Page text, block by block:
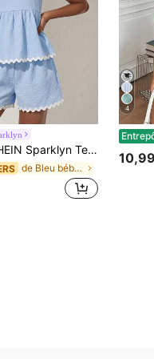
texturée bleu clair pour préadolescentes, avec un Top à dos ouvert volant avec nœuds à bordure de dentelle et un short à taille élastique. Fabriqué dans un tissu léger avec une coupe évasée, parfait pour le quotidien et les loisirs.
de Bleu bébé Ensembles pour filles préadolescentes
4